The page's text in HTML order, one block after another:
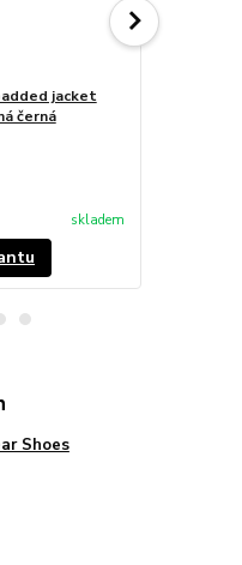
jacket
černá
skladem
Shoes